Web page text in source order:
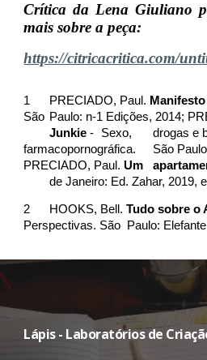
Crítica da Lena Giuliano
mais sobre a peça:
https://citricacritica.com/
1 PRECIADO, Paul. Manifesto
São Paulo: n-1 Edições, 2014;
Junkie- Sexo,
drogas e
farmacopornográfica.
São
PRECIADO, Paul.Um
de Janeiro: Ed. Zahar, 2019,
2 HOOKS, Bell.Tudo sobre o
Perspectivas. São
Paulo:
Lápis - Laboratórios de